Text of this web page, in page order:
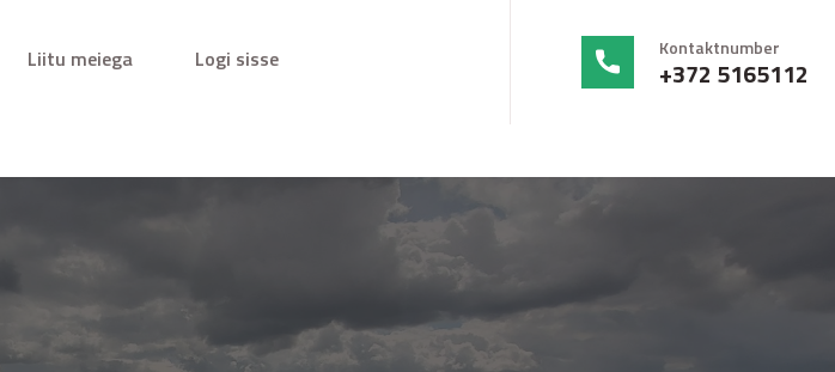
Liitu meiega Logi sisse Kontaktnumber
+372 5165112